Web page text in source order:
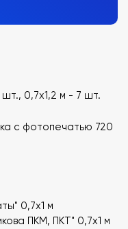
0,7х1,2 м - 7 шт.
с фотопечатью 720
0,7х1 м
ПКМ, ПКТ" 0,7х1 м